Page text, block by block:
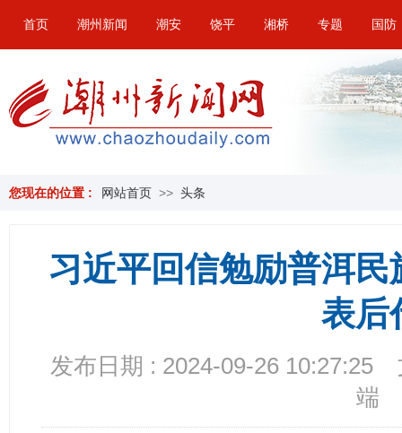
首页 潮州新闻 潮安 饶平 湘桥 专题 国防
您现在的位置 : 网站首页 >> 头条
习近平回信勉励普洱
表后
发布日期 : 2024-09-26 10:27:25
端